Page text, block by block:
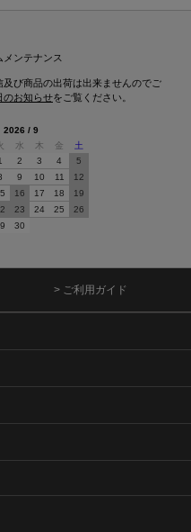
メンテナンス
及び商品の出荷は出来ませんのでご
のお知らせをご覧ください。
2026 / 9
水 木 金
土
2 3 4
5
9 10 11
12
16 17 18
19
23 24 25
26
30
> ご利用ガイド